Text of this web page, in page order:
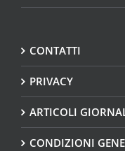
CONTATTI
PRIVACY
ARTICOLI
CONDIZIONI